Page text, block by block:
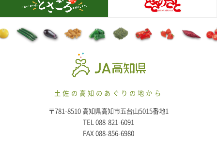
土佐の高知のあぐりの地から
〒781-8510 高知県高知市五台山5015番地1
TEL 088-821-6091
FAX 088-856-6980